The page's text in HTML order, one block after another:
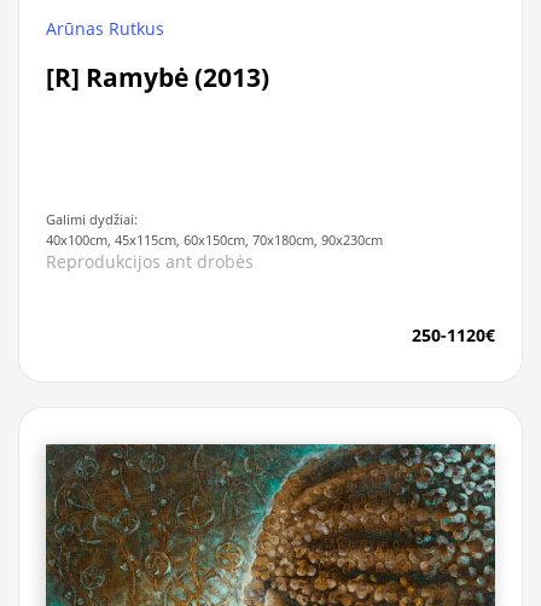
Arūnas Rutkus
[R] Ramybė (2013)
Galimi dydžiai:
40x100cm, 45x115cm, 60x150cm, 70x180cm, 90x230cm
Reprodukcijos ant drobės
250-1120€